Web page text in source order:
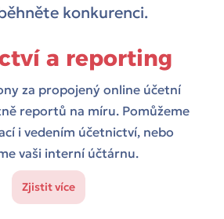
konkurenci.
a reporting
za propojený online účetní
reportů na míru. Pomůžeme
i vedením účetnictví, nebo
vaši interní účtárnu.
Zjistit více